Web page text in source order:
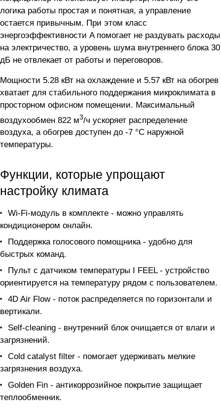
логика работы простая и понятная, а управление
остается привычным. При этом класс
энергоэффективности A помогает не раздувать расходы
на электричество, а уровень шума внутреннего блока 30
дБ не отвлекает от работы и переговоров.
Мощности 5.28 кВт на охлаждение и 5.57 кВт на обогрев
хватает для стабильного поддержания микроклимата в
просторном офисном помещении. Максимальный
воздухообмен 822 м3/ч ускоряет распределение
воздуха, а обогрев доступен до -7 °C наружной
температуры.
Функции, которые упрощают
настройку климата
Wi-Fi-модуль в комплекте - можно управлять
кондиционером онлайн.
Поддержка голосового помощника - удобно для
быстрых команд.
Пульт с датчиком температуры I FEEL - устройство
ориентируется на температуру рядом с пользователем.
4D Air Flow - поток распределяется по горизонтали и
вертикали.
Self-cleaning - внутренний блок очищается от влаги и
загрязнений.
Cold catalyst filter - помогает удерживать мелкие
загрязнения воздуха.
Golden Fin - антикоррозийное покрытие защищает
теплообменник.